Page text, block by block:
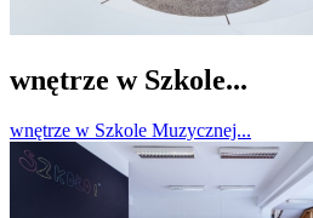
wnętrze w Szkole...
wnętrze w Szkole Muzycznej...